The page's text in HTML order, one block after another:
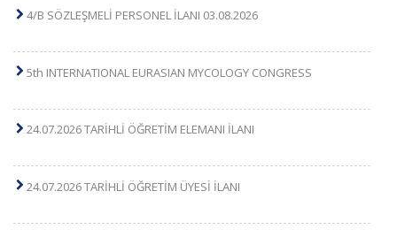
4/B SÖZLEŞMELİ PERSONEL İLANI 03.08.2026
5th INTERNATIONAL EURASIAN MYCOLOGY CONGRESS
24.07.2026 TARİHLİ ÖĞRETİM ELEMANI İLANI
24.07.2026 TARİHLİ ÖĞRETİM ÜYESİ İLANI